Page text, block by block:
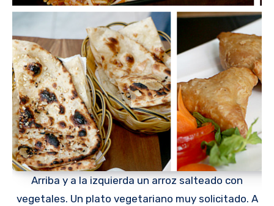
Arriba y a la izquierda un arroz salteado con
vegetales. Un plato vegetariano muy solicitado. A